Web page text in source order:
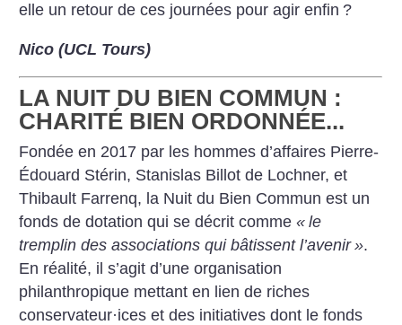
elle un retour de ces journées pour agir enfin ?
Nico (UCL Tours)
LA NUIT DU BIEN COMMUN :
CHARITÉ BIEN ORDONNÉE...
Fondée en 2017 par les hommes d’affaires Pierre-
Édouard Stérin, Stanislas Billot de Lochner, et
Thibault Farrenq, la Nuit du Bien Commun est un
fonds de dotation qui se décrit comme« le
tremplin des associations qui bâtissent l’avenir ».
En réalité, il s’agit d’une organisation
philanthropique mettant en lien de riches
conservateur·ices et des initiatives dont le fonds